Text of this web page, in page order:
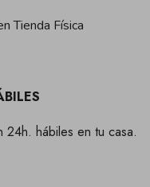
Tienda Física
hábiles en tu casa.